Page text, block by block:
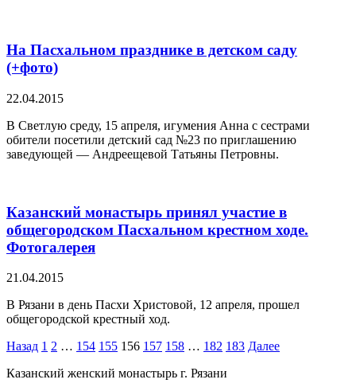
На Пасхальном празднике в детском саду
(+фото)
22.04.2015
В Светлую среду, 15 апреля, игумения Анна с сестрами
обители посетили детский сад №23 по приглашению
заведующей — Андреещевой Татьяны Петровны.
Казанский монастырь принял участие в
общегородском Пасхальном крестном ходе.
Фотогалерея
21.04.2015
В Рязани в день Пасхи Христовой, 12 апреля, прошел
общегородской крестный ход.
Пагинация
записей
Назад 1 2 … 154 155 156 157 158 … 182 183 Далее
Казанский женский монастырь г. Рязани